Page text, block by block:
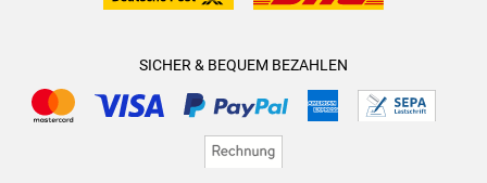
SICHER & BEQUEM BEZAHLEN